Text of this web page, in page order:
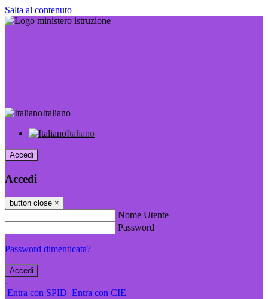
Salta al contenuto
Italiano
Italiano
Accedi
Accedi
button close ×
Nome Utente
Password
Password dimenticata?
-
Entra con SPID Entra con CIE